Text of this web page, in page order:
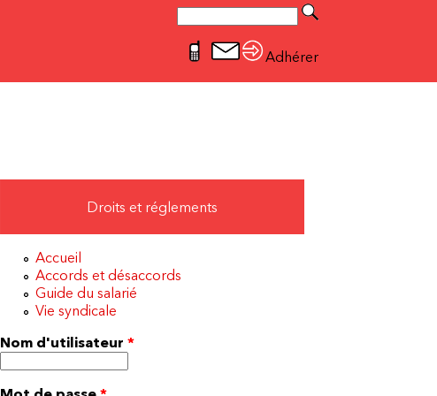
Formulaire de recherche
Rechercher
Adhérer
Droits et réglements
Accueil
Accords et désaccords
Guide du salarié
Vie syndicale
Nom d'utilisateur*